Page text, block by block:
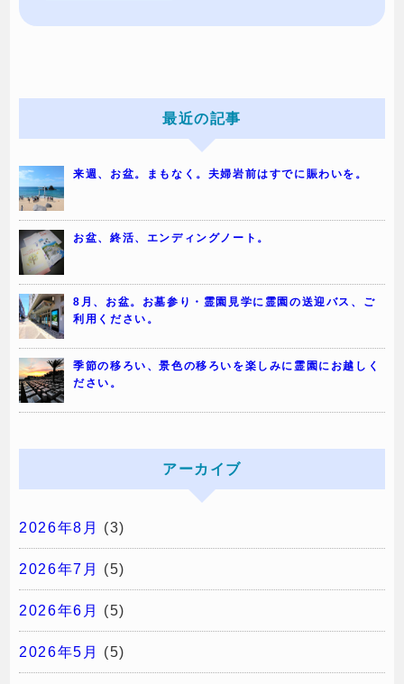
最近の記事
来週、お盆。まもなく。夫婦岩前はすでに賑わいを。
お盆、終活、エンディングノート。
8月、お盆。お墓参り・霊園見学に霊園の送迎バス、ご
利用ください。
季節の移ろい、景色の移ろいを楽しみに霊園にお越しく
ださい。
アーカイブ
2026年8月 (3)
2026年7月 (5)
2026年6月 (5)
2026年5月 (5)